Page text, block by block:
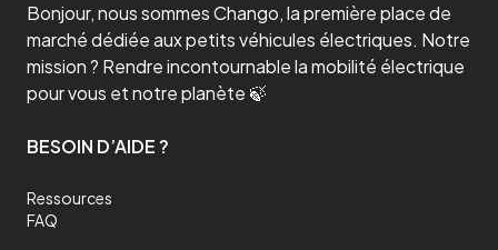
Bonjour, nous sommes Chango, la première place de
marché dédiée aux petits véhicules électriques. Notre
mission ? Rendre incontournable la mobilité électrique
pour vous et notre planète 🍃
BESOIN D’AIDE ?
Ressources
FAQ